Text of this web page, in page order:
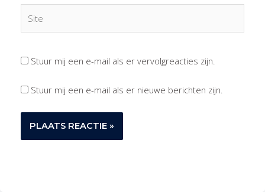
Stuur mij een e-mail als er vervolgreacties zijn.
Stuur mij een e-mail als er nieuwe berichten zijn.